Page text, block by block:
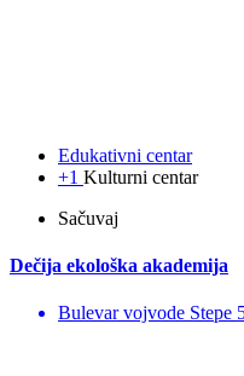
Edukativni centar
+1 Kulturni centar
Sačuvaj
Dečija ekološka akademija
Bulevar vojvode Stepe